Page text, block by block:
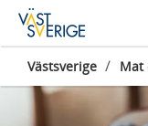
Västsverige / Mat